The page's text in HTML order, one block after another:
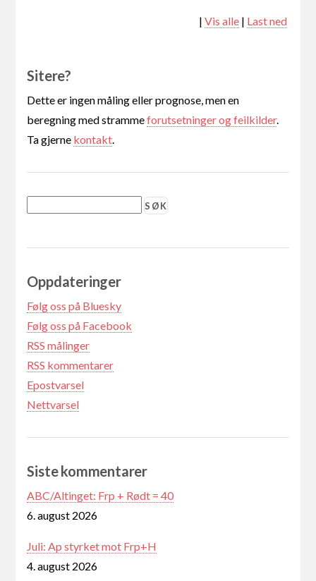
|Vis alle | Last ned
Sitere?
Dette er ingen måling eller prognose, men en
beregning med strammeforutsetninger og feilkilder.
Ta gjerne kontakt
Oppdateringer
Følg oss på Bluesky
Følg oss på Facebook
RSS målinger
RSS kommentarer
Epostvarsel
Nettvarsel
Siste kommentarer
ABC/Altinget: Frp + Rødt = 40
6. august 2026
Juli: Ap styrket mot Frp+H
4. august 2026